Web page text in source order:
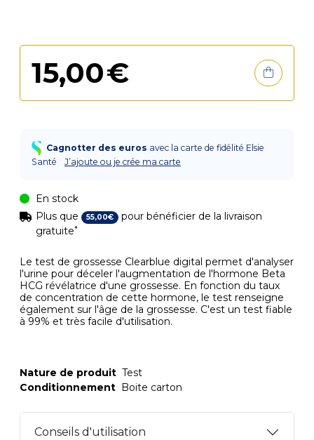
Le test de grossesse Clearblue digital permet d'analyser
l'urine pour déceler l'augmentation de l'hormone Beta
HCG révélatrice d'une grossesse. En fonction du taux
de concentration de cette hormone, le test renseigne
également sur l'âge de la grossesse. C'est un test fiable
à 99% et très facile d'utilisation.
15,00€
Cagnotter des euros avec la carte de fidélité Elsie
Santé
J’ajoute ou je crée ma carte
En stock
Plus que
55,00€ pour bénéficier de la livraison
gratuite*
Nature de produit Test
Conditionnement Boite carton
Conseils d'utilisation